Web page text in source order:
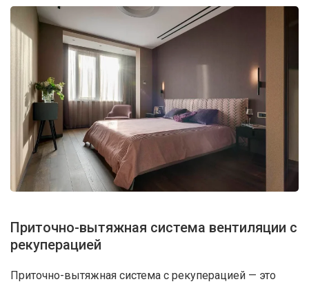
Приточно-вытяжная система вентиляции с
рекуперацией
Приточно-вытяжная система с рекуперацией — это